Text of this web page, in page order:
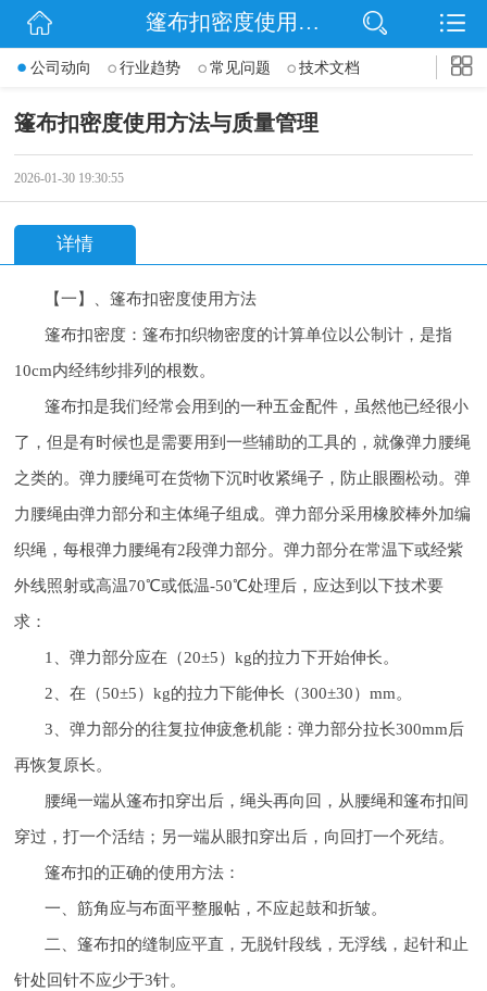
网站首页
公司动态
篷布扣密度使用方法与质量管理
公司动向 行业趋势 常见问题 技术文档
篷布扣密度使用方法与质量管理
2026-01-30 19:30:55
详情
【一】、篷布扣密度使用方法
篷布扣密度：篷布扣织物密度的计算单位以公制计，是指
10cm内经纬纱排列的根数。
篷布扣是我们经常会用到的一种五金配件，虽然他已经很小
了，但是有时候也是需要用到一些辅助的工具的，就像弹力腰绳
之类的。弹力腰绳可在货物下沉时收紧绳子，防止眼圈松动。弹
力腰绳由弹力部分和主体绳子组成。弹力部分采用橡胶棒外加编
织绳，每根弹力腰绳有2段弹力部分。弹力部分在常温下或经紫
外线照射或高温70℃或低温-50℃处理后，应达到以下技术要
求：
1、弹力部分应在（20±5）kg的拉力下开始伸长。
2、在（50±5）kg的拉力下能伸长（300±30）mm。
3、弹力部分的往复拉伸疲惫机能：弹力部分拉长300mm后
再恢复原长。
腰绳一端从篷布扣穿出后，绳头再向回，从腰绳和篷布扣间
穿过，打一个活结；另一端从眼扣穿出后，向回打一个死结。
篷布扣的正确的使用方法：
一、筋角应与布面平整服帖，不应起鼓和折皱。
二、篷布扣的缝制应平直，无脱针段线，无浮线，起针和止
针处回针不应少于3针。